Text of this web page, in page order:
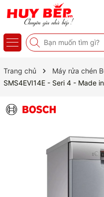
Trang chủ Máy rửa chén
SMS4EVI14E - Seri 4 - Made